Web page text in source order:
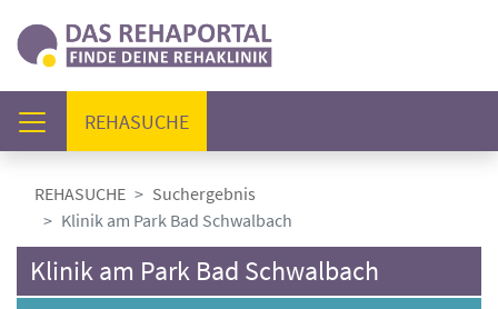
REHASUCHE(AKTUELL)
REHASUCHE
Suchergebnis
Klinik am Park Bad Schwalbach
Klinik am Park Bad Schwalbach